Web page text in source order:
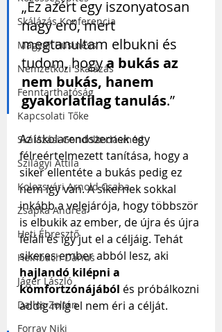
Skálázás Konferencia
Magyar Business
Nemzetközi Skálázás
Fenntarthatóság
Kapcsolati Tőke
Skálázási Gondolkodásmód
Szilágyi Attila
Kolozsvári Arnold Csaba
Zsapka Andrea
Heti Ébresztő
Heinbach Dárius
Jáger László
Dallos Zoltán
Forray Niki
„Ez azért egy iszonyatosan
nagy erő, mert
megtanultam elbukni és
tudom, hogy a bukás az
nem bukás, hanem
gyakorlatilag tanulás.”
Az iskolarendszernek egy
félreértelmezett tanítása, hogy a
siker ellentéte a bukás pedig ez
nem így van. A sikernek sokkal
inkább a velejárója, hogy többször
is elbukik az ember, de újra és újra
feláll és így jut el a céljáig. Tehát
sikeres ember abból lesz, aki
hajlandó kilépni a
komfortzónájából és próbálkozni
addig míg el nem éri a célját.